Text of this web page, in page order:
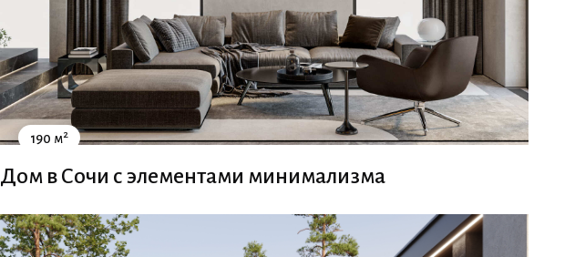
190 м2
Дом в Сочи с элементами минимализма